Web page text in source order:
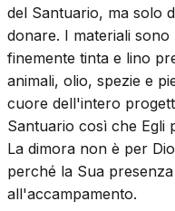
del Santuario, ma solo
donare. I materiali
finemente tinta e lino
animali, olio, spezie e
cuore dell'intero
Santuario così che Egli
La dimora non è per
perché la Sua
all'accampamento.